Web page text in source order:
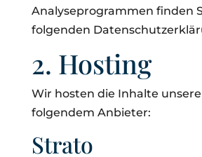
Analyseprogrammen finden
folgenden
2. Hosting
Wir hosten die Inhalte
folgendem Anbieter:
Strato